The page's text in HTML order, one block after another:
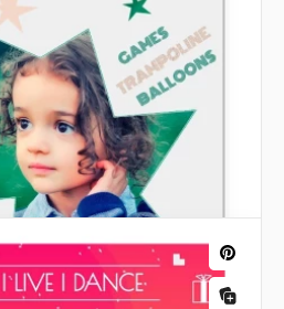
di Washington